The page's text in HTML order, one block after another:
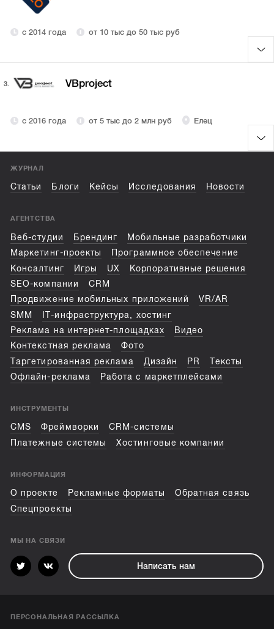
с 2014 года от 10 тыс до 50 тыс руб
3. VBproject
с 2016 года от 5 тыс до 2 млн руб Елец
ЖУРНАЛ
Статьи Блоги Кейсы Исследования Новости
АГЕНТСТВА
Веб-студии Брендинг
Мобильные разработчики
Маркетинг-проекты
Программное обеспечение
Консалтинг
Игры UX
Корпоративные решения
SEO-компании
CRM
Продвижение мобильных приложений
VR/AR
SMM
IT-инфраструктура, хостинг
Реклама на интернет-площадках
Видео
Контекстная реклама
Фото
Таргетированная реклама
Дизайн PR
Тексты
Офлайн-реклама
Работа с маркетплейсами
ИНСТРУМЕНТЫ
CMS Фреймворки
CRM-системы
Платежные системы
Хостинговые компании
ИНФОРМАЦИЯ
О проекте Рекламные форматы
Обратная связь
Спецпроекты
МЫ НА СВЯЗИ
Написать нам
ПЕРСОНАЛЬНАЯ РАССЫЛКА